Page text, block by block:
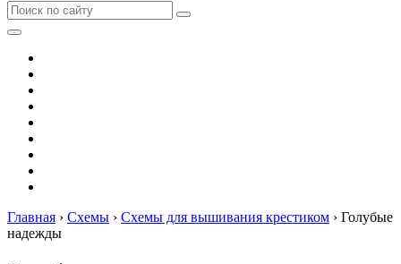
Главная › Схемы › Схемы для вышивания крестиком › Голубые
надежды